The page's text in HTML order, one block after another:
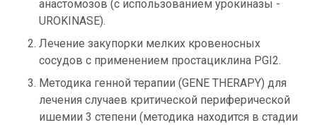
анастомозов (с использованием урокиназы -
UROKINASE).
Лечение закупорки мелких кровеносных
сосудов с применением простациклина PGI2.
Методика генной терапии (GENE THERAPY) для
лечения случаев критической периферической
ишемии 3 степени (методика находится в стадии